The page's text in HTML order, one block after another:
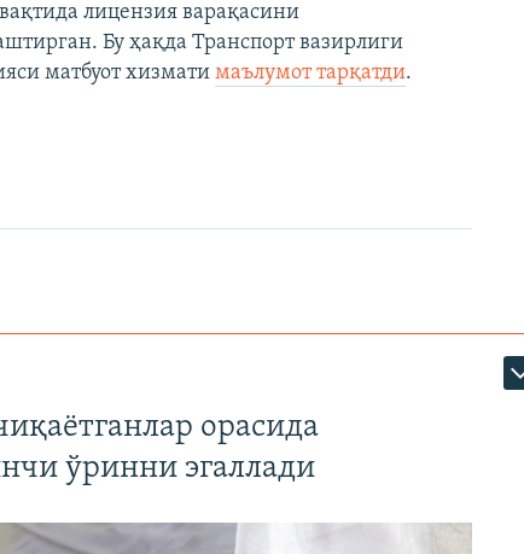
лицензия варақасини
Бу ҳақда Транспорт вазирлиги
матбуот хизмати маълумот тарқатди.
орасида
ўринни эгаллади